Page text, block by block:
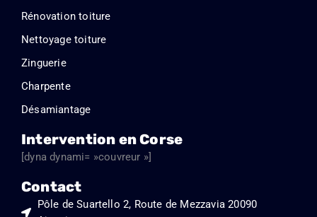
Rénovation toiture
Nettoyage toiture
Zinguerie
Charpente
Désamiantage
Intervention en Corse
[dyna dynami= »couvreur »]
Contact
Pôle de Suartello 2, Route de Mezzavia 20090